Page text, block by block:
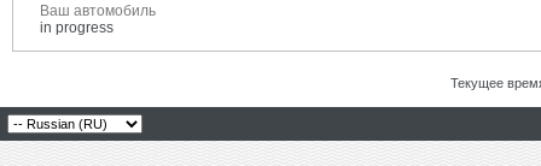
Ваш автомобиль
in progress
Текущее